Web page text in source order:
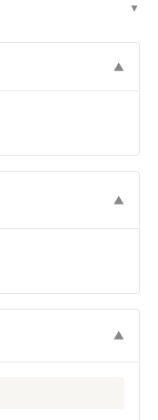
▼
▼
▼
▼